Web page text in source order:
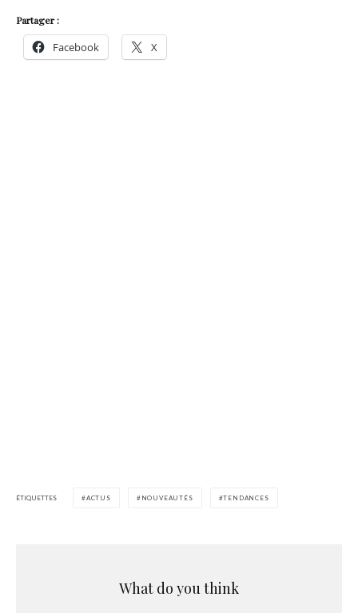
Partager :
Facebook X
ÉTIQUETTES ACTUS NOUVEAUTÉS TENDANCES
What do you think